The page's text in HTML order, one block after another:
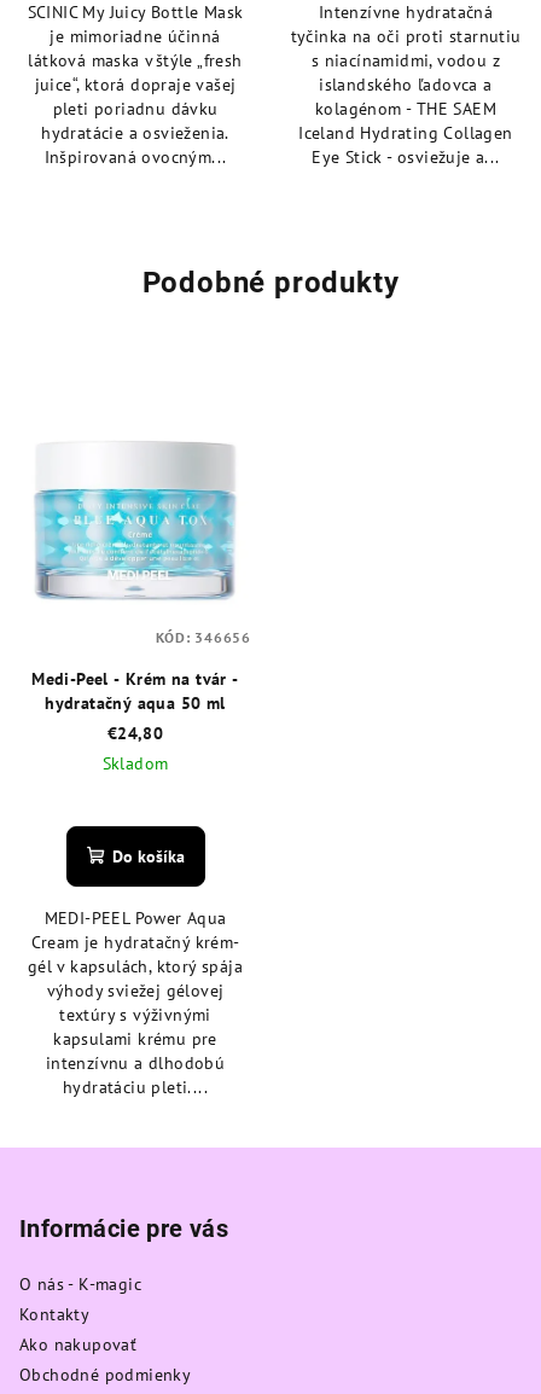
z
5
hviezdičiek.
SCINIC My Juicy Bottle Mask
je mimoriadne účinná
látková maska v štýle „fresh
juice“, ktorá dopraje vašej
pleti poriadnu dávku
hydratácie a osvieženia.
Inšpirovaná ovocným...
z
5
hviezdičiek.
Intenzívne hydratačná
tyčinka na oči proti starnutiu
s niacínamidmi, vodou z
islandského ľadovca a
kolagénom - THE SAEM
Iceland Hydrating Collagen
Eye Stick - osviežuje a...
Podobné produkty
Medi-Peel - Krém na tvár -
hydratačný aqua 50 ml
€24,80
Skladom
hodnotenie
produktu
z
5
hviezdičiek.
Do košíka
MEDI-PEEL Power Aqua
Cream je hydratačný krém-
gél v kapsulách, ktorý spája
výhody sviežej gélovej
textúry s výživnými
kapsulami krému pre
intenzívnu a dlhodobú
hydratáciu pleti....
KÓD: 346656
Informácie pre vás
O nás - K-magic
Kontakty
Ako nakupovať
Obchodné podmienky